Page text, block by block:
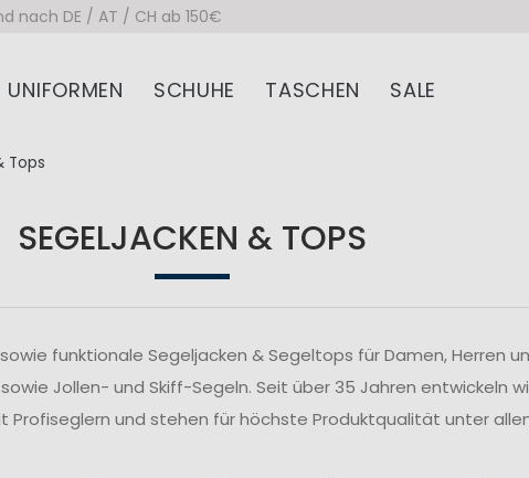
nach DE / AT / CH ab 150€
UNIFORMEN SCHUHE TASCHEN SALE
Tops
SEGELJACKEN & TOPS
funktionale Segeljacken & Segeltops für Damen, Herren
Jollen- und Skiff-Segeln. Seit über 35 Jahren entwickeln
Profiseglern und stehen für höchste Produktqualität unter